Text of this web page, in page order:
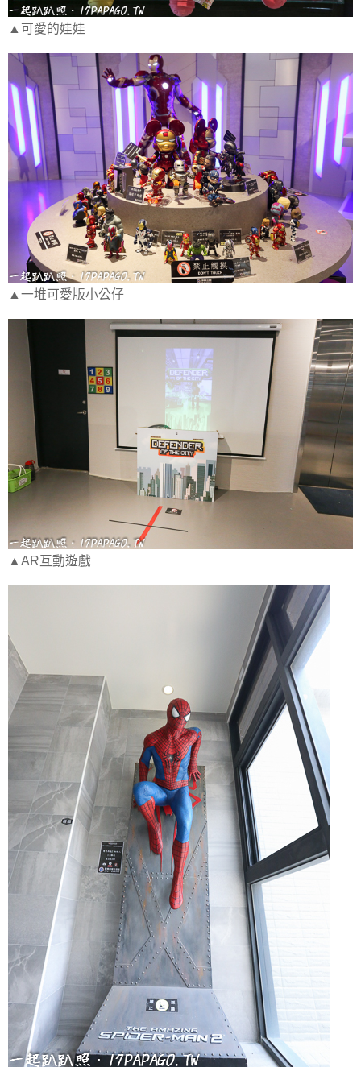
▲可愛的娃娃
▲一堆可愛版小公仔
▲AR互動遊戲